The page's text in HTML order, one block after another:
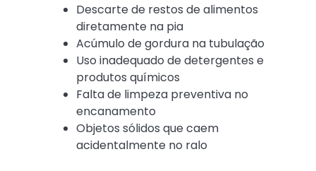
Descarte de restos de alimentos
diretamente na pia
Acúmulo de gordura na tubulação
Uso inadequado de detergentes e
produtos químicos
Falta de limpeza preventiva no
encanamento
Objetos sólidos que caem
acidentalmente no ralo